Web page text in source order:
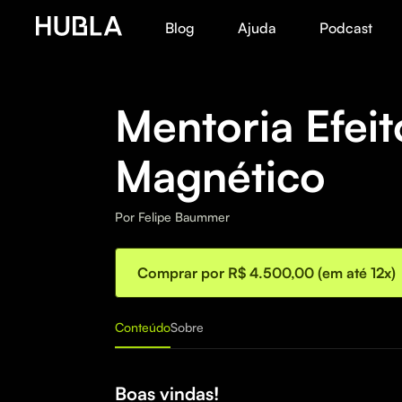
Blog Ajuda Podcast
Mentoria
Magnético
Por Felipe Baummer
Comprar por R$ 4.500,00 (em até 12x)
ConteúdoSobre
Boas vindas!